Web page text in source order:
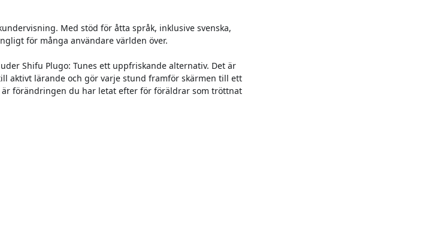
Med stöd för åtta språk, inklusive svenska,
för många användare världen över.
Shifu Plugo: Tunes ett uppfriskande alternativ. Det är
aktivt lärande och gör varje stund framför skärmen till ett
förändringen du har letat efter för föräldrar som tröttnat